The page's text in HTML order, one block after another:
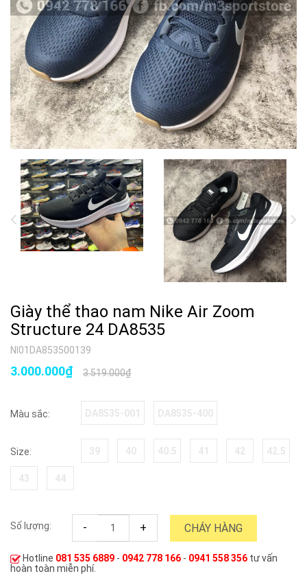
Giày thể thao nam Nike Air Zoom
Structure 24 DA8535
NI01DA853500139
3.519.000₫
3.000.000₫
Màu sắc:
Size:
Số lượng: - + CHÁY HÀNG
Hotline 081 535 6889 - 0942 778 166 - 0941 558 356 tư vấn
hoàn toàn miễn phí.